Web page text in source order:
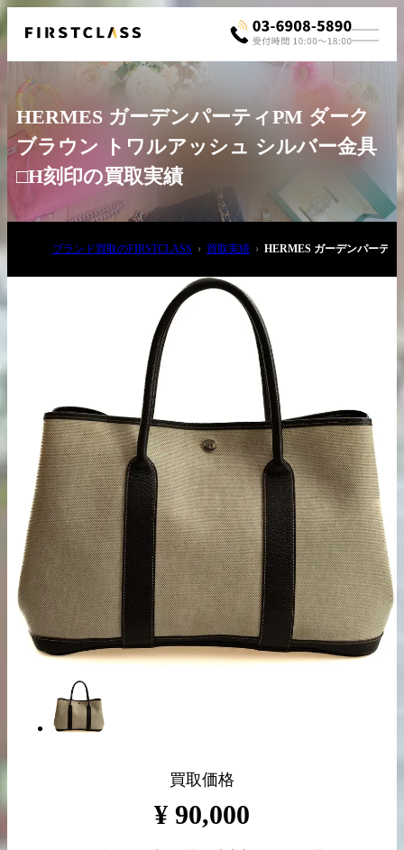
03-6908-5890
出張買取の
お申込み
宅配買取の
お申込み
LINE査定
HERMES ガーデンパーティPM ダーク
ブラウン トワルアッシュ シルバー金具
□H刻印の買取実績
ブランド買取のFIRSTCLASS 買取実績 HERMES ガーデンパーテ
買取価格
¥ 90,000